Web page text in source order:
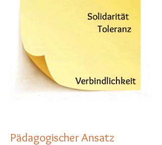
Pädagogischer Ansatz